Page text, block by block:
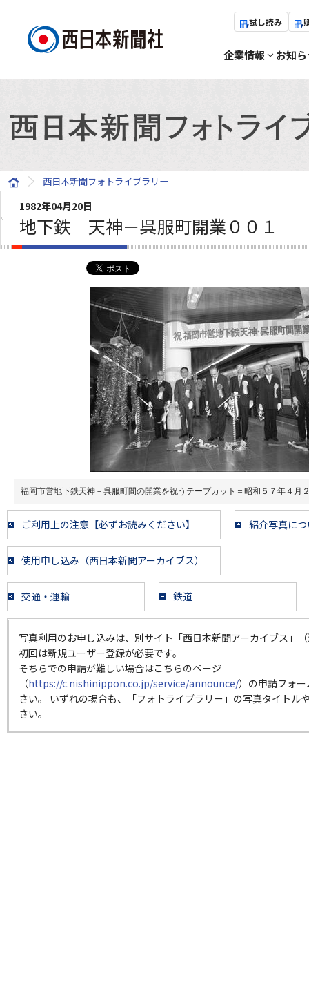
試し読み
企業情報 お知
西日本新聞フォトライブラリー
1982年04月20日
地下鉄 天神－呉服町開業００１
福岡市営地下鉄天神－呉服町間の開業を祝うテープカット＝昭和５７年４月
ご利用上の注意【必ずお読みください】 紹介写真に
使用申し込み（西日本新聞アーカイブス）
交通・運輸 鉄道
写真利用のお申し込みは、別サイト「西日本新聞アーカイブス」
初回は新規ユーザー登録が必要です。
そちらでの申請が難しい場合はこちらのページ
（https://c.nishinippon.co.jp/service/announce/）の申請フォ
さい。 いずれの場合も、「フォトライブラリー」の写真タイトル
さい。